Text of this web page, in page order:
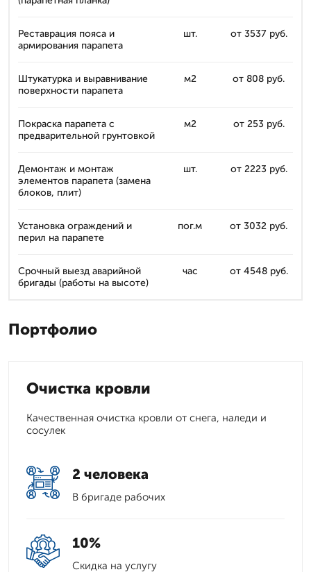
Реставрация пояса и
армирования парапета
шт. от 3537 руб.
Штукатурка и выравнивание
поверхности парапета
м2 от 808 руб.
Покраска парапета с
предварительной грунтовкой
м2 от 253 руб.
Демонтаж и монтаж
элементов парапета (замена
блоков, плит)
шт. от 2223 руб.
Установка ограждений и
перил на парапете
пог.м от 3032 руб.
Срочный выезд аварийной
бригады (работы на высоте)
час от 4548 руб.
Портфолио
Очистка кровли
Качественная очистка кровли от снега, наледи и
сосулек
2 человека
В бригаде рабочих
10%
Скидка на услугу